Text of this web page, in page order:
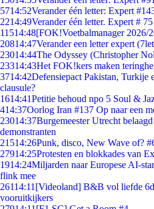
5714:52Verander één letter: Expert
2214:49Verander één letter. Expert #
11514:48[FOK!Voetbalmanager 2026/
20814:47Verander een letter expert
23014:44The Odyssey (Christopher
23314:43Het FOK!kers maken
3714:42Defensiepact Pakistan, Turkije
clausule?
1614:41Petitie behoud npo 5 Soul &
414:37Oorlog Iran #137 Op naar een
23014:37Burgemeester Utrecht
demonstranten
21514:26Punk, disco, New Wave of?
27914:25Protesten en blokkades van
1914:24Miljarden naar Europese AI-
flink mee
26114:11 [Videoland] B&B vol liefde
vooruitkijkers